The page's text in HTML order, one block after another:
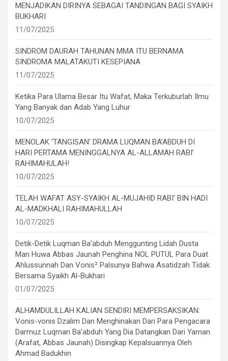
MENJADIKAN DIRINYA SEBAGAI TANDINGAN BAGI SYAIKH
BUKHARI
11/07/2025
SINDROM DAURAH TAHUNAN MMA ITU BERNAMA
SINDROMA MALATAKUTI KESEPIANA
11/07/2025
Ketika Para Ulama Besar Itu Wafat, Maka Terkuburlah Ilmu
Yang Banyak dan Adab Yang Luhur
10/07/2025
MENOLAK ‘TANGISAN’ DRAMA LUQMAN BA’ABDUH DI
HARI PERTAMA MENINGGALNYA AL-ALLAMAH RABI’
RAHIMAHULAH!
10/07/2025
TELAH WAFAT ASY-SYAIKH AL-MUJAHID RABI’ BIN HADI
AL-MADKHALI RAHIMAHULLAH
10/07/2025
Detik-Detik Luqman Ba’abduh Menggunting Lidah Dusta
Man Huwa Abbas Jaunah Penghina NOL PUTUL Para Duat
Ahlussunnah Dan Vonis² Palsunya Bahwa Asatidzah Tidak
Bersama Syaikh Al-Bukhari
01/07/2025
ALHAMDULILLAH KALIAN SENDIRI MEMPERSAKSIKAN:
Vonis-vonis Dzalim Dan Menghinakan Dari Para Pengacara
Darmuz Luqman Ba’abduh Yang Dia Datangkan Dari Yaman
(Arafat, Abbas Jaunah) Disingkap Kepalsuannya Oleh
Ahmad Badukhin